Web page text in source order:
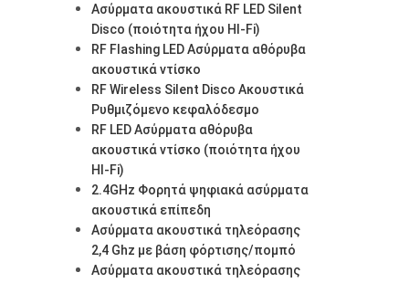
Ασύρματα ακουστικά RF LED Silent
Disco (ποιότητα ήχου HI-Fi)
RF Flashing LED Ασύρματα αθόρυβα
ακουστικά ντίσκο
RF Wireless Silent Disco Ακουστικά
Ρυθμιζόμενο κεφαλόδεσμο
RF LED Ασύρματα αθόρυβα
ακουστικά ντίσκο (ποιότητα ήχου
HI-Fi)
2.4GHz Φορητά ψηφιακά ασύρματα
ακουστικά επίπεδη
Ασύρματα ακουστικά τηλεόρασης
2,4 Ghz με βάση φόρτισης/πομπό
Ασύρματα ακουστικά τηλεόρασης